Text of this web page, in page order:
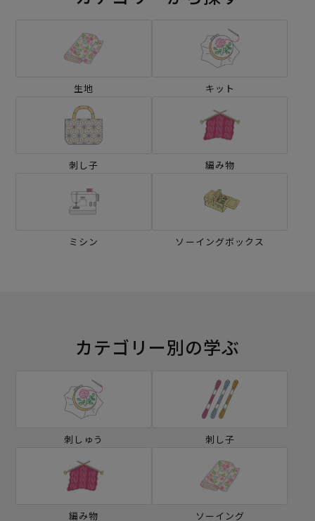
生地 キット
刺し子 編み物
ミシン ソーイングボックス
カテゴリー別の学ぶ
刺しゅう 刺し子
編み物 ソーイング